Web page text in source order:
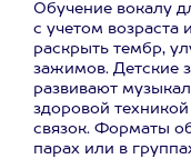
Обучение вокалу
с учетом
раскрыть тембр,
зажимов. Детские
развивают
здоровой
связок. Форматы
парах или в